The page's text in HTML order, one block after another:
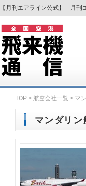
【月刊エアライン公式】 月刊
TOP > 航空会社一覧 > マ
マンダリ